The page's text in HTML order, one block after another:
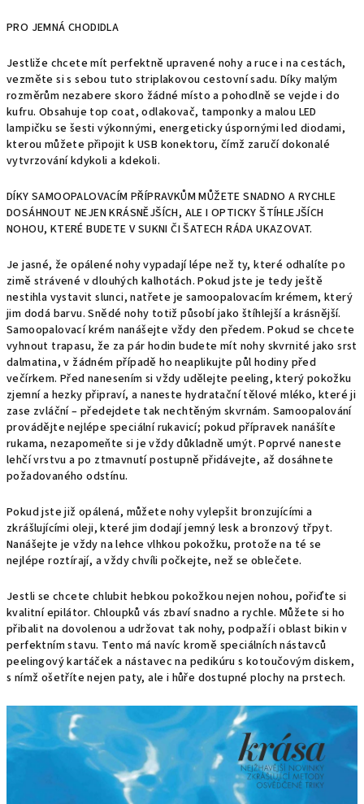
PRO JEMNÁ CHODIDLA
Jestliže chcete mít perfektně upravené nohy a ruce i na cestách,
vezměte si s sebou tuto striplakovou cestovní sadu. Díky malým
rozměrům nezabere skoro žádné místo a pohodlně se vejde i do
kufru. Obsahuje top coat, odlakovač, tamponky a malou LED
lampičku se šesti výkonnými, energeticky úspornými led diodami,
kterou můžete připojit k USB konektoru, čímž zaručí dokonalé
vytvrzování kdykoli a kdekoli.
DÍKY SAMOOPALOVACÍM PŘÍPRAVKŮM MŮŽETE SNADNO A RYCHLE
DOSÁHNOUT NEJEN KRÁSNĚJŠÍCH, ALE I OPTICKY ŠTÍHLEJŠÍCH
NOHOU, KTERÉ BUDETE V SUKNI ČI ŠATECH RÁDA UKAZOVAT.
Je jasné, že opálené nohy vypadají lépe než ty, které odhalíte po
zimě strávené v dlouhých kalhotách. Pokud jste je tedy ještě
nestihla vystavit slunci, natřete je samoopalovacím krémem, který
jim dodá barvu. Snědé nohy totiž působí jako štíhlejší a krásnější.
Samoopalovací krém nanášejte vždy den předem. Pokud se chcete
vyhnout trapasu, že za pár hodin budete mít nohy skvrnité jako srst
dalmatina, v žádném případě ho neaplikujte půl hodiny před
večírkem. Před nanesením si vždy udělejte peeling, který pokožku
zjemní a hezky připraví, a naneste hydratační tělové mléko, které ji
zase zvláční – předejdete tak nechtěným skvrnám. Samoopalování
provádějte nejlépe speciální rukavicí; pokud přípravek nanášíte
rukama, nezapomeňte si je vždy důkladně umýt. Poprvé naneste
lehčí vrstvu a po ztmavnutí postupně přidávejte, až dosáhnete
požadovaného odstínu.
Pokud jste již opálená, můžete nohy vylepšit bronzujícími a
zkrášlujícími oleji, které jim dodají jemný lesk a bronzový třpyt.
Nanášejte je vždy na lehce vlhkou pokožku, protože na té se
nejlépe roztírají, a vždy chvíli počkejte, než se oblečete.
Jestli se chcete chlubit hebkou pokožkou nejen nohou, pořiďte si
kvalitní epilátor. Chloupků vás zbaví snadno a rychle. Můžete si ho
přibalit na dovolenou a udržovat tak nohy, podpaží i oblast bikin v
perfektním stavu. Tento má navíc kromě speciálních nástavců
peelingový kartáček a nástavec na pedikúru s kotoučovým diskem,
s nímž ošetříte nejen paty, ale i hůře dostupné plochy na prstech.